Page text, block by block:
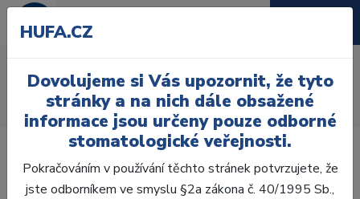
Úvod Zuby
AcryRock
AcryRock frontální H 6 ks S51, B1
HUFA.CZ
Dovolujeme si Vás upozornit, že tyto
stránky a na nich dále obsažené
informace jsou určeny pouze odborné
stomatologické veřejnosti.
Pokračováním v používání těchto stránek potvrzujete, že
jste odborníkem ve smyslu §2a zákona č. 40/1995 Sb.,